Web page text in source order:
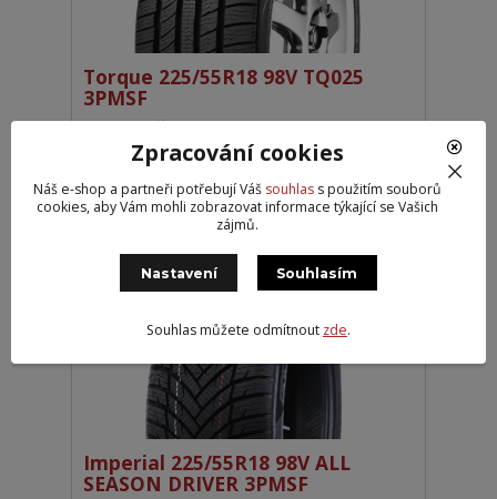
Torque 225/55R18 98V TQ025
3PMSF
1 833 Kč
1 515 Kčbez DPH
Přidat do košíku
DOSTUPNÁ VOLBA
Imperial 225/55R18 98V ALL
SEASON DRIVER 3PMSF
Zpracování cookies
Náš e-shop a partneři potřebují Váš souhlass použitím souborů
cookies, aby Vám mohli zobrazovat informace týkající se Vašich
zájmů.
Nastavení Souhlasím
Souhlas můžete odmítnout zde.